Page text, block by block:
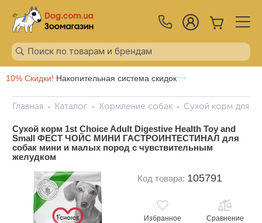
10% Скидки! Накопительная система скидок
Главная Каталог Кормление собак Сухой корм для
Сухой корм 1st Choice Adult Digestive Health Toy and
Small ФЕСТ ЧОЙС МИНИ ГАСТРОИНТЕСТИНАЛ для
собак мини и малых пород с чувствительным
желудком
Код товара: 105791
Избранное Сравнение